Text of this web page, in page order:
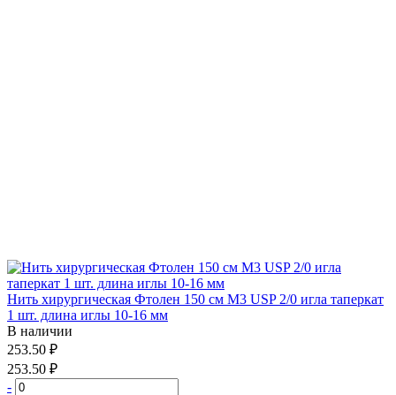
Нить хирургическая Фтолен 150 см М3 USP 2/0 игла таперкат
1 шт. длина иглы 10-16 мм
В наличии
253.50 ₽
253.50 ₽
-